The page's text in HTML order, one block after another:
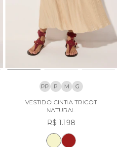
PP P M G
VESTIDO CINTIA TRICOT
NATURAL
R$ 1.198